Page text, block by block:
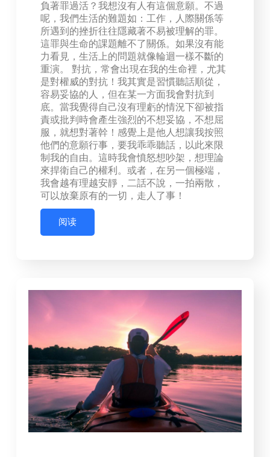
負著罪過活？我想沒有人有這個意願。不過
呢，我們生活的難題如：工作，人際關係等
所遇到的挫折往往隱藏著不易被理解的罪。
這罪與生命的課題離不了關係。如果沒有能
力看見，生活上的問題就像輪迴一樣不斷的
重演。 對抗，常會出現在我的生命裡，尤其
是對權威的對抗！我其實是習慣聽話順從，
容易妥協的人，但在某一方面我會對抗到
底。當我覺得自己沒有理虧的情況下卻被指
責或批判時會產生強烈的不想妥協，不想屈
服，就想對著幹！感覺上是他人想讓我按照
他們的意願行事，要我乖乖聽話，以此來限
制我的自由。這時我會憤怒想吵架，想理論
來捍衛自己的權利。或者，在另一個極端，
我會越有理越安靜，二話不說，一拍兩散，
可以放棄原有的一切，走人了事！
阅读